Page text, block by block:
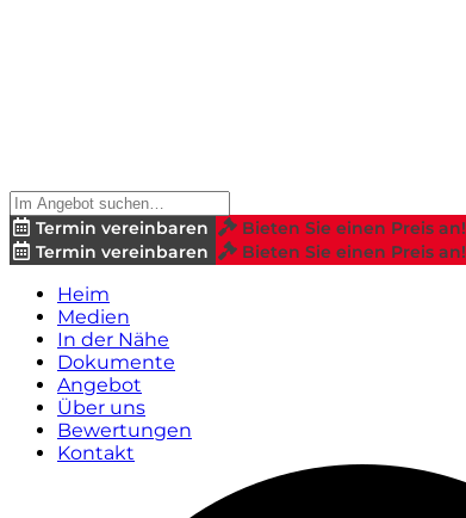
Termin vereinbaren Bieten Sie einen Preis an!
Termin vereinbaren
Bieten Sie einen Preis an!
Heim
Medien
In der Nähe
Dokumente
Angebot
Über uns
Bewertungen
Kontakt